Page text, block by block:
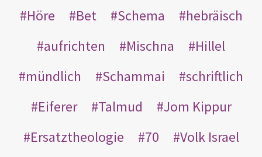
Höre
Bet Schema
hebräisch
aufrichten
Mischna
Hillel
mündlich
Schammai
schriftlich
Eiferer
Talmud
Jom Kippur
Ersatztheologie
70
Volk Israel